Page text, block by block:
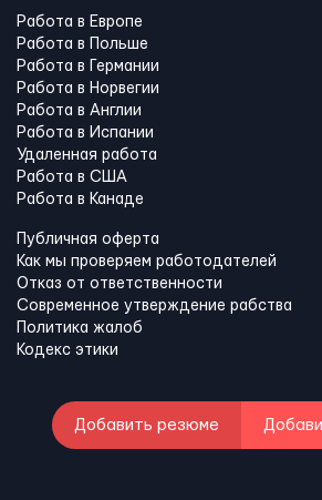
Работа в Европе
Работа в Польше
Работа в Германии
Работа в Норвегии
Работа в Англии
Работа в Испании
Удаленная работа
Работа в США
Работа в Канадe
Публичная оферта
Как мы проверяем работодателей
Отказ от ответственности
Современное утверждение рабства
Политика жалоб
Кодекс этики
Добавить резюме